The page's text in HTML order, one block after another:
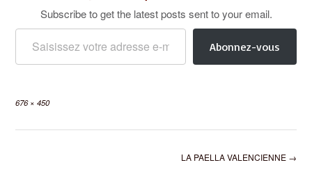
Subscribe to get the latest posts sent to your email.
Saisissez votre adresse e-mail…
Abonnez-vous
Full
676 × 450
LA PAELLA VALENCIENNE →